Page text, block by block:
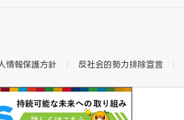
情報保護方針 反社会的勢力排除宣言